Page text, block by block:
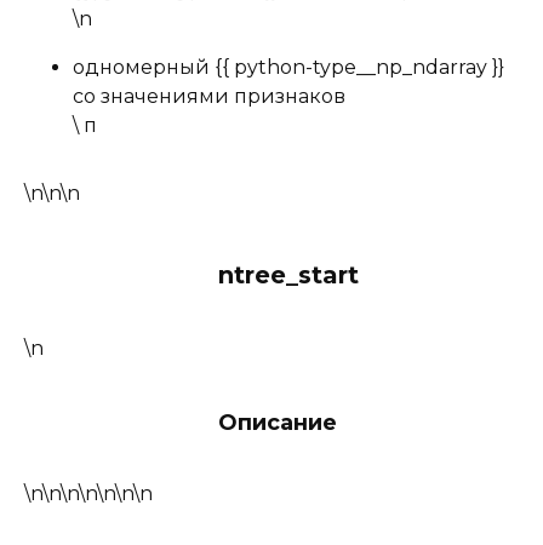
\n
одномерный {{ python-type__np_ndarray }}
со значениями признаков
\ п
\n\n\n
ntree_start
\n
Описание
\n\n\n\n\n\n\n